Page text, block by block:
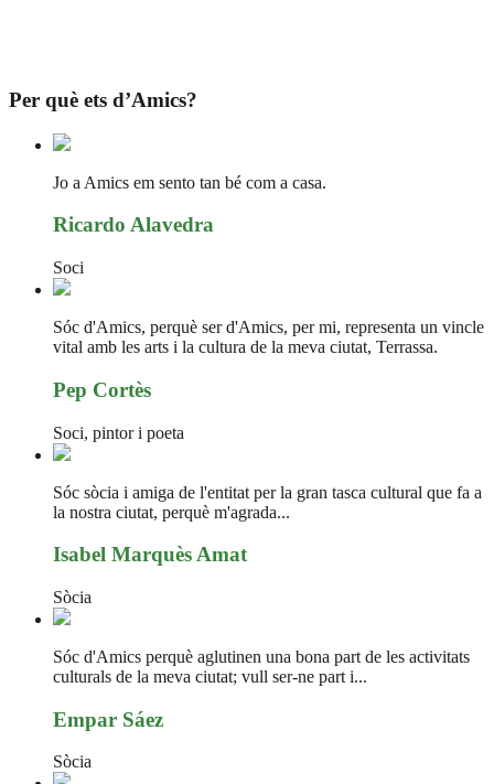
Per què ets d’Amics?
Jo a Amics em sento tan bé com a casa.
Ricardo Alavedra
Soci
Sóc d'Amics, perquè ser d'Amics, per mi, representa un vincle
vital amb les arts i la cultura de la meva ciutat, Terrassa.
Pep Cortès
Soci, pintor i poeta
Sóc sòcia i amiga de l'entitat per la gran tasca cultural que fa a
la nostra ciutat, perquè m'agrada...
Isabel Marquès Amat
Sòcia
Sóc d'Amics perquè aglutinen una bona part de les activitats
culturals de la meva ciutat; vull ser-ne part i...
Empar Sáez
Sòcia